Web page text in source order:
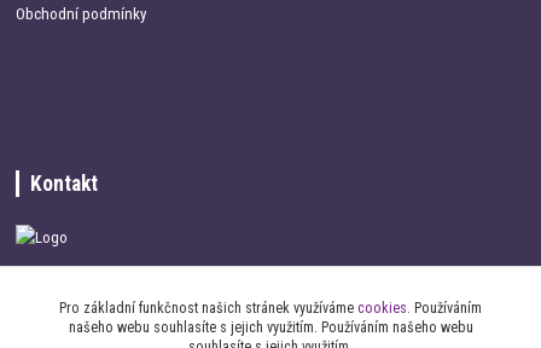
Obchodní podmínky
Kontakt
info@oblecemepsa.cz
Pro základní funkčnost našich stránek využíváme cookies. Používáním
našeho webu souhlasíte s jejich využitím. Používáním našeho webu